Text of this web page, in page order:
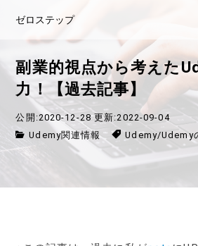
ゼロステップ
副業的視点から考えた
力！【過去記事】
公開:2020-12-28 更新:2022-09-04
Udemy関連情報
Udemy/Udemy